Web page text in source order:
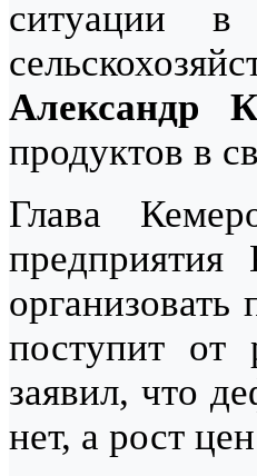
ситуации
Александр
продуктов в
Глава
предприятия
поступит
заявил, что
нет, а рост